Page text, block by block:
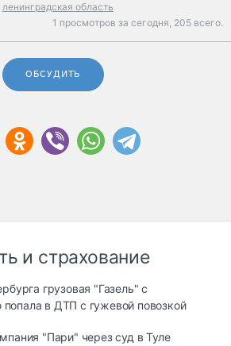
ленинградская область
1 просмотров за сегодня, 205 всего.
ОБСУДИТЬ
и страхование
грузовая "Газель" с
в ДТП с гужевой повозкой
"Пари" через суд в Туле